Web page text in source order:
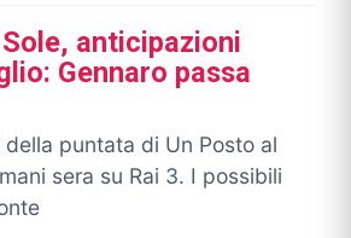
anticipazioni
Gennaro passa
puntata di Un Posto al
sera su Rai 3. I possibili